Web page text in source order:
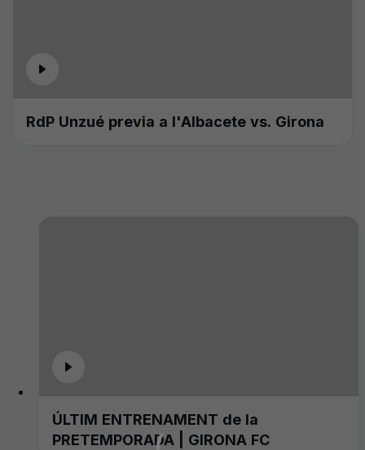
RdP Unzué previa a l'Albacete vs. Girona
ÚLTIM ENTRENAMENT de la
PRETEMPORADA | GIRONA FC